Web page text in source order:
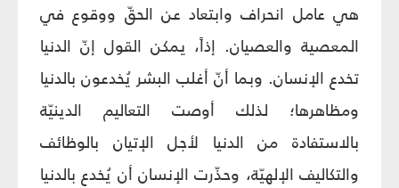
هي عامل انحراف وابتعاد عن الحقّ ووقوع في
المعصية والعصيان. إذاً، يمكن القول إنّ الدنيا
تخدع الإنسان. وبما أنّ أغلب البشر يُخدعون بالدنيا
ومظاهرها؛ لذلك أوصت التعاليم الدينيّة
بالاستفادة من الدنيا لأجل الإتيان بالوظائف
والتكاليف الإلهيّة، وحذّرت الإنسان أن يُخدع بالدنيا